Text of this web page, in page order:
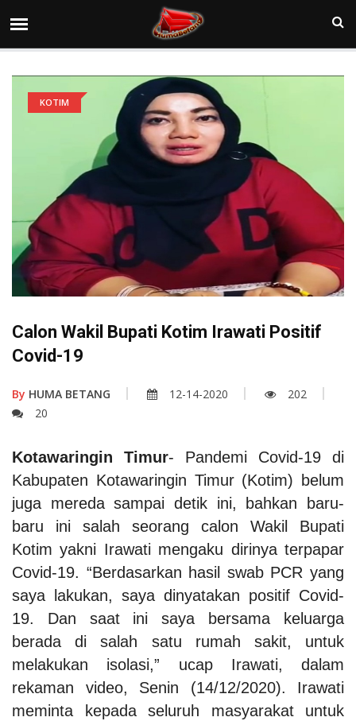
KOTIM
Calon Wakil Bupati Kotim Irawati Positif
Covid-19
By HUMA BETANG 12-14-2020
202
20
Kotawaringin Timur- Pandemi Covid-19 di
Kabupaten Kotawaringin Timur (Kotim) belum
juga mereda sampai detik ini, bahkan baru-
baru ini salah seorang calon Wakil Bupati
Kotim yakni Irawati mengaku dirinya terpapar
Covid-19. “Berdasarkan hasil swab PCR yang
saya lakukan, saya dinyatakan positif Covid-
19. Dan saat ini saya bersama keluarga
berada di salah satu rumah sakit, untuk
melakukan isolasi,” ucap Irawati, dalam
rekaman video, Senin (14/12/2020). Irawati
meminta kepada seluruh masyarakat untuk